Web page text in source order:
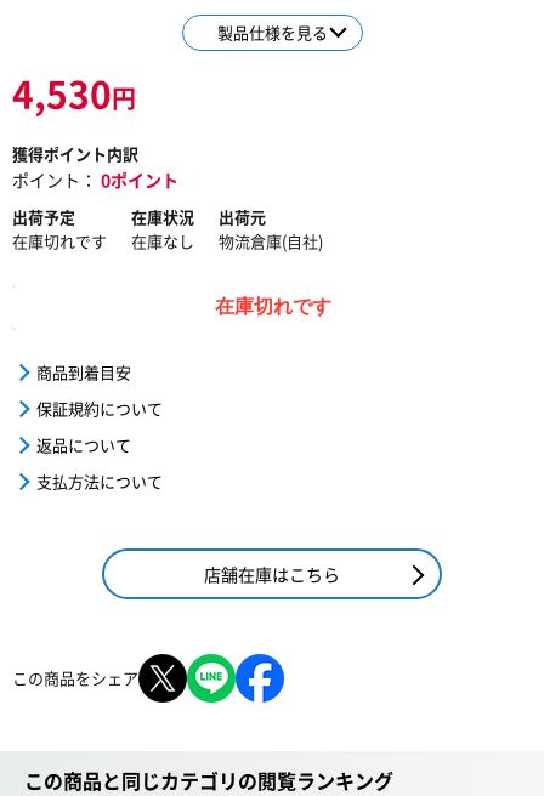
製品仕様を見る
4,530円
獲得ポイント内訳
ポイント： 0ポイント
出荷予定
在庫切れです
在庫状況
在庫なし
出荷元
物流倉庫(自社)
在庫切れです
商品到着目安
保証規約について
返品について
支払方法について
店舗在庫はこちら
この商品をシェア
この商品と同じカテゴリの閲覧ランキング